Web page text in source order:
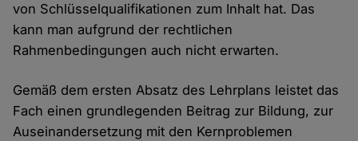
von Schlüsselqualifikationen zum Inhalt hat. Das
kann man aufgrund der rechtlichen
Rahmenbedingungen auch nicht erwarten.
Gemäß dem ersten Absatz des Lehrplans leistet das
Fach einen grundlegenden Beitrag zur Bildung, zur
Auseinandersetzung mit den Kernproblemen